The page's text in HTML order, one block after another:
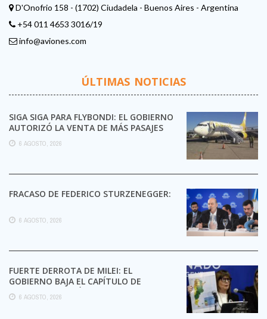
D'Onofrio 158 - (1702) Ciudadela - Buenos Aires - Argentina
+54 011 4653 3016/19
info@aviones.com
ÚLTIMAS NOTICIAS
SIGA SIGA PARA FLYBONDI: EL GOBIERNO
AUTORIZÓ LA VENTA DE MÁS PASAJES
6 AGOSTO, 2026
FRACASO DE FEDERICO STURZENEGGER:
6 AGOSTO, 2026
FUERTE DERROTA DE MILEI: EL
GOBIERNO BAJA EL CAPÍTULO DE
EXTRANJERIZACIÓN DE TIERRAS
6 AGOSTO, 2026